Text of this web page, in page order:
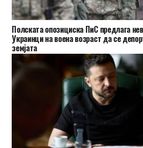
Полската опозициска ПиС предлага
Украинци на воена возраст да се
земјата